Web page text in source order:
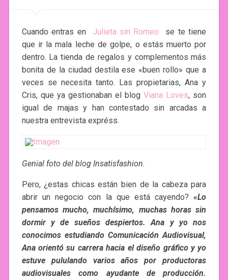
Cuando entras en Julieta sin Romeo se te tiene
que ir la mala leche de golpe, o estás muerto por
dentro. La tienda de regalos y complementos más
bonita de la ciudad destila ese «buen rollo» que a
veces se necesita tanto. Las propietarias, Ana y
Cris, que ya gestionaban el blog Viana Loves, son
igual de majas y han contestado sin arcadas a
nuestra entrevista expréss.
Genial foto del blog Insatisfashion.
Pero, ¿estas chicas están bien de la cabeza para
abrir un negocio con la que está cayendo? «Lo
pensamos mucho, muchísimo, muchas horas sin
dormir y de sueños despiertos. Ana y yo nos
conocimos estudiando Comunicación Audiovisual,
Ana orientó su carrera hacia el diseño gráfico y yo
estuve pululando varios años por productoras
audiovisuales como ayudante de producción.